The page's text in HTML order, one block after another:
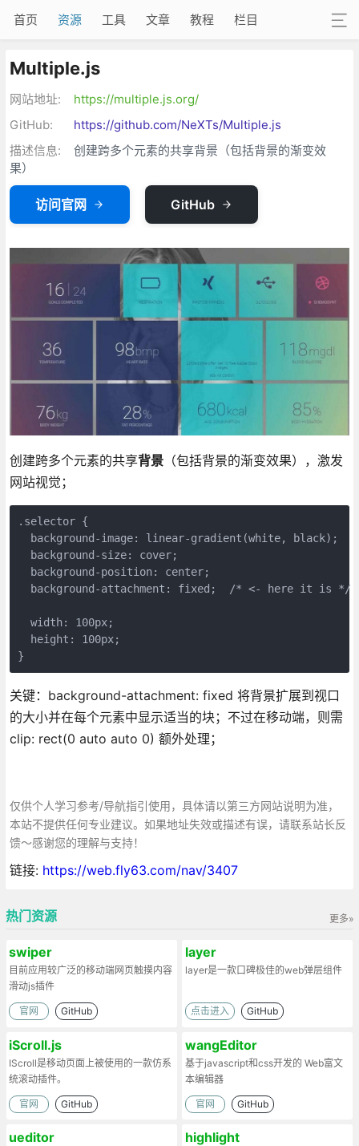
首页 资源 工具 文章 教程 栏目
Multiple.js
网站地址:
https://multiple.js.org/
GitHub:
https://github.com/NeXTs/Multiple.js
描述信息:
创建跨多个元素的共享背景（包括背景的渐变效
果）
访问官网 GitHub
创建跨多个元素的共享背景（包括背景的渐变效果），激发
网站视觉；
.selector {
  background-image: linear-gradient(white, black);
  background-size: cover;
  background-position: center;
  background-attachment: fixed;  /* <- here it is */
  width: 100px;
  height: 100px;
}
关键：background-attachment: fixed 将背景扩展到视口
的大小并在每个元素中显示适当的块；不过在移动端，则需
clip: rect(0 auto auto 0) 额外处理；
仅供个人学习参考/导航指引使用，具体请以第三方网站说明为准，
本站不提供任何专业建议。如果地址失效或描述有误，请联系站长反
馈～感谢您的理解与支持！
链接: https://web.fly63.com/nav/3407
更多»
热门资源
swiper
目前应用较广泛的移动端网页触摸内容
滑动js插件
官网 GitHub
layer
layer是一款口碑极佳的web弹层组件
点击进入 GitHub
iScroll.js
IScroll是移动页面上被使用的一款仿系
统滚动插件。
官网 GitHub
wangEditor
基于javascript和css开发的 Web富文
本编辑器
官网 GitHub
ueditor highlight